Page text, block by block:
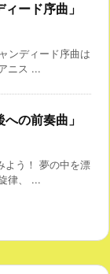
ード序曲」
ンディード序曲は
ニス ...
の前奏曲」
よう！ 夢の中を漂
律、 ...